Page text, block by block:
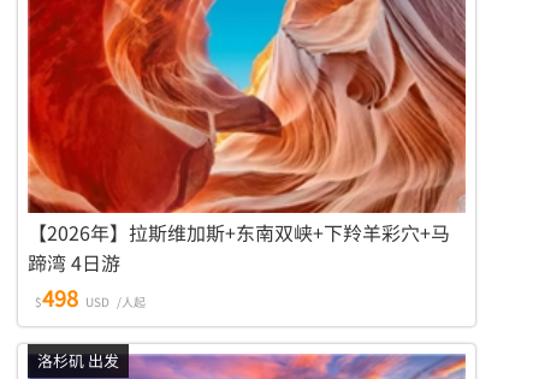
【2026年】拉斯维加斯+东南双峡+下羚羊彩穴+马
蹄湾 4日游
$498 USD /人起
洛杉矶 出发